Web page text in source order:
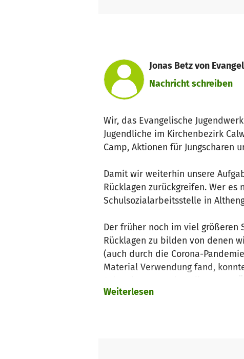
Jonas Betz von
Nachricht schreiben
Wir, das Evangelische
Jugendliche im Kirchenbezirk
Camp, Aktionen für Jungscharen
Damit wir weiterhin unsere
Rücklagen zurückgreifen. Wer
Schulsozialarbeitsstelle in
Der früher noch im viel
Rücklagen zu bilden von denen
(auch durch die Corona-
Material Verwendung fand,
kalkuliert, welche direkt an unser
diese Finanzierung komplett
Weiterlesen